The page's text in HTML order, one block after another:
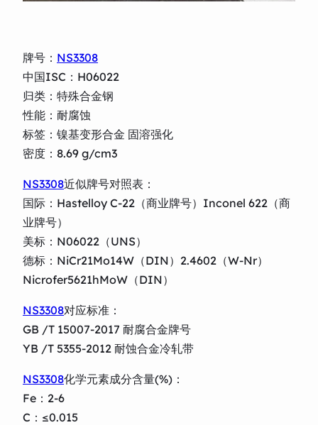
牌号： NS3308
中国ISC：H06022
归类：特殊合金钢
性能：耐腐蚀
标签：镍基变形合金 固溶强化
密度：8.69 g/cm3
NS3308近似牌号对照表：
国际：Hastelloy C-22（商业牌号）Inconel 622（商
业牌号）
美标：N06022（UNS）
德标：NiCr21Mo14W（DIN）2.4602（W-Nr）
Nicrofer5621hMoW（DIN）
NS3308对应标准：
GB /T 15007-2017 耐腐合金牌号
YB /T 5355-2012 耐蚀合金冷轧带
NS3308化学元素成分含量(%)：
Fe：2-6
C：≤0.015